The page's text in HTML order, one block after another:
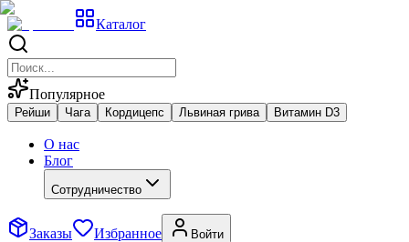
Каталог
Популярное
Рейши Чага Кордицепс Львиная грива Витамин D3
О нас
Блог
Сотрудничество
Заказы Избранное Войти